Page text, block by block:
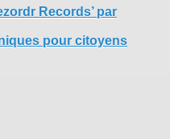
Records’ par
pour citoyens